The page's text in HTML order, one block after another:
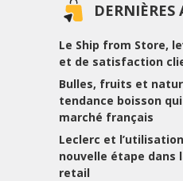
DERNIÈRES
Le Ship from Store,
et de satisfaction
Bulles, fruits et
tendance boisson
marché français
Leclerc et l’utilisation
nouvelle étape dans
retail